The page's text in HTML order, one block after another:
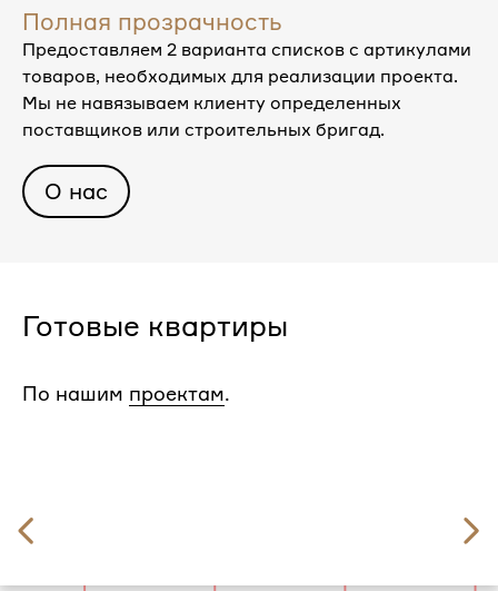
Полная прозрачность
Предоставляем 2 варианта списков с артикулами
товаров, необходимых для реализации проекта.
Мы не навязываем клиенту определенных
поставщиков или строительных бригад.
О нас
Готовые квартиры
По нашим проектам.